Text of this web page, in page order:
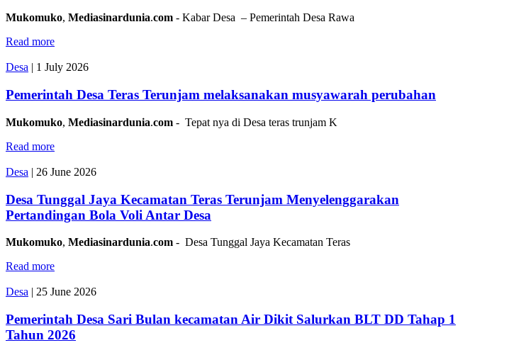
Mukomuko, Mediasinardunia.com - Kabar Desa – Pemerintah Desa Rawa
Read more
Desa | 1 July 2026
Pemerintah Desa Teras Terunjam melaksanakan musyawarah perubahan
Mukomuko, Mediasinardunia.com - Tepat nya di Desa teras trunjam K
Read more
Desa | 26 June 2026
Desa Tunggal Jaya Kecamatan Teras Terunjam Menyelenggarakan
Pertandingan Bola Voli Antar Desa
Mukomuko, Mediasinardunia.com - Desa Tunggal Jaya Kecamatan Teras
Read more
Desa | 25 June 2026
Pemerintah Desa Sari Bulan kecamatan Air Dikit Salurkan BLT DD Tahap 1
Tahun 2026